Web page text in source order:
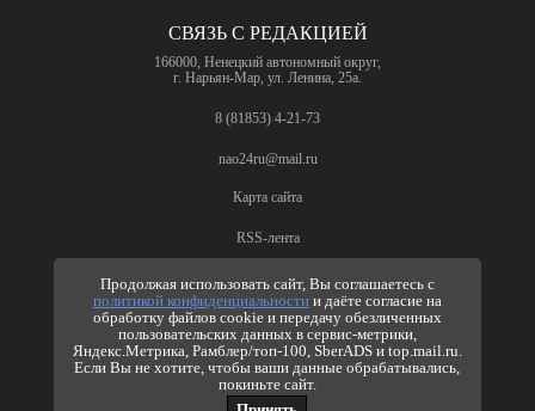
Продолжая использовать сайт, Вы соглашаетесь с
политикой конфиденциальностии даёте согласие на
обработку файлов cookie и передачу обезличенных
пользовательских данных в сервис-метрики,
Яндекс.Метрика, Рамблер/топ-100, SberADS и top.mail.ru.
Если Вы не хотите, чтобы ваши данные обрабатывались,
покиньте сайт.
СВЯЗЬ С РЕДАКЦИЕЙ
166000, Ненецкий автономный округ,
г. Нарьян-Мар, ул. Ленина, 25а.
8 (81853) 4-21-73
nao24ru@mail.ru
Карта сайта
RSS-лента
ПО ВОПРОСАМ РЕКЛАМЫ
8 (81853) 4-63-61
nao24ru@mail.ru
info@nao24.ru